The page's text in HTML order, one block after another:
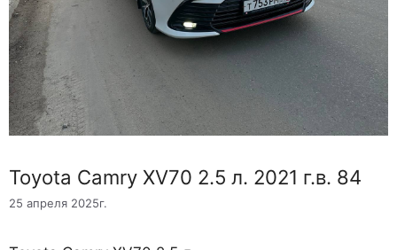
Toyota Camry XV70 2.5 л. 2021 г.в. 84
25 апреля 2025г.